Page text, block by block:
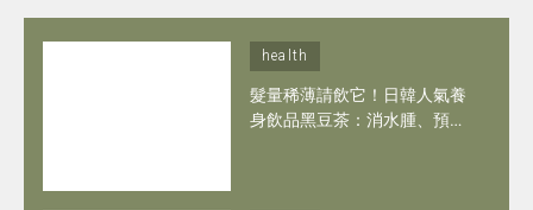
health
髮量稀薄請飲它！日韓人氣養
身飲品黑豆茶：消水腫、預防